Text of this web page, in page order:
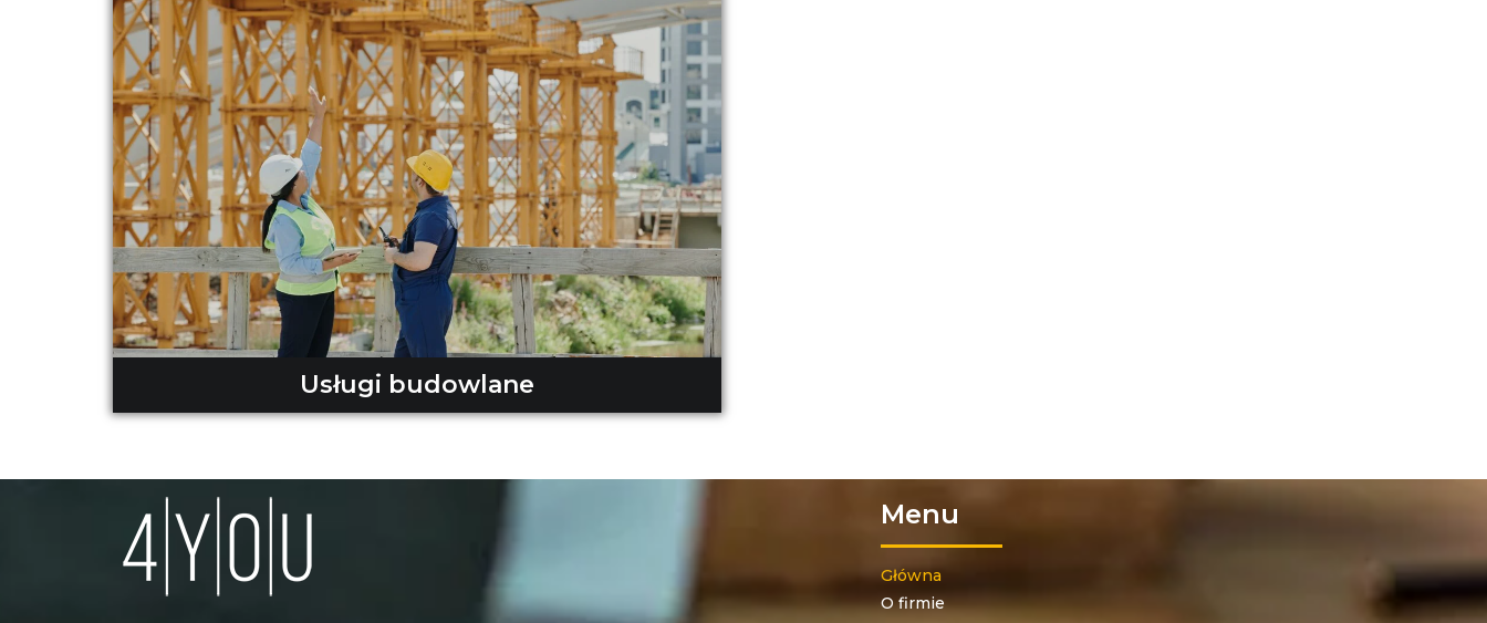
Usługi budowlane
Menu
Główna
O firmie